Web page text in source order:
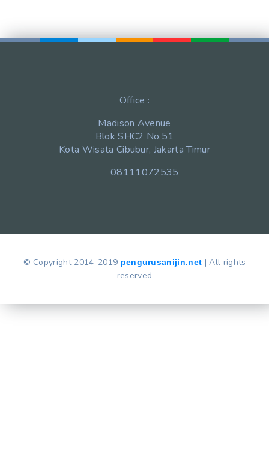
Office :
Madison Avenue
Blok SHC2 No.51
Kota Wisata Cibubur, Jakarta Timur
08111072535
© Copyright 2014-2019 pengurusanijin.net | All rights
reserved